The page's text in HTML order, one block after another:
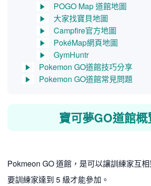
POGO Map 道館地圖
大家找寶貝地圖
Campfire官方地圖
PokéMap網頁地圖
GymHuntr
Pokemon GO道館技巧分享
Pokemon GO道館常見問題
寶可夢GO道館概
Pokmeon GO 道館，是可以讓訓練家互
要訓練家達到 5 級才能參加。